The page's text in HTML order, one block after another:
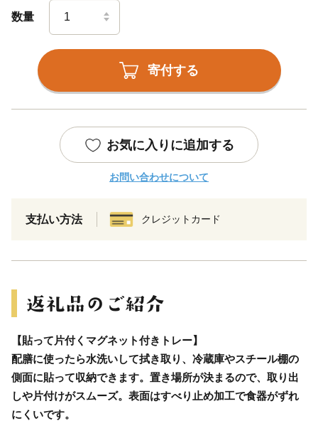
数量
寄付する
お気に入りに追加する
お問い合わせについて
支払い方法 クレジットカード
【貼って片付くマグネット付きトレー】
配膳に使ったら水洗いして拭き取り、冷蔵庫やスチール棚の
側面に貼って収納できます。置き場所が決まるので、取り出
しや片付けがスムーズ。表面はすべり止め加工で食器がずれ
にくいです。